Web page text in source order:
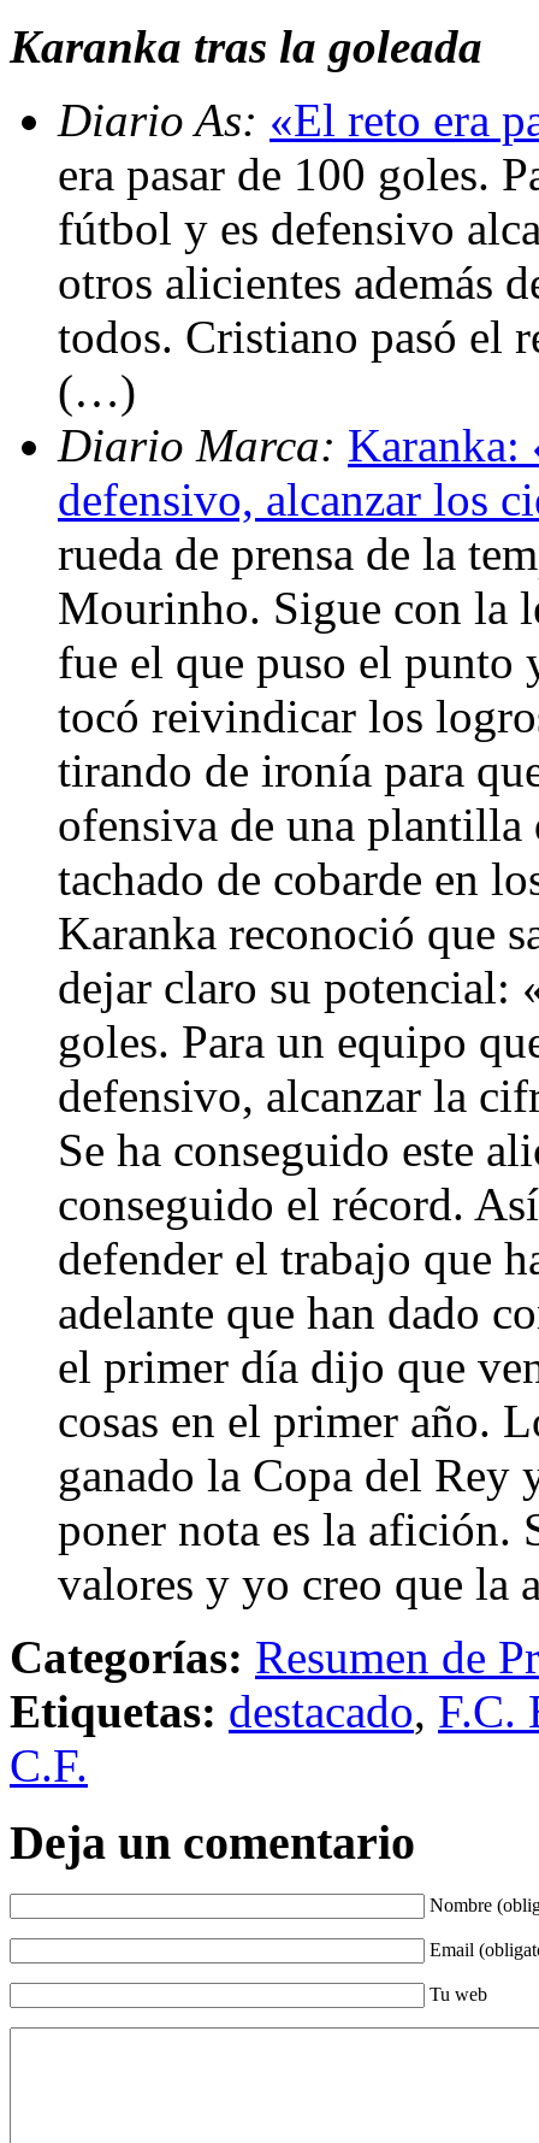
Karanka tras la goleada
Diario As: «El reto era
era pasar de 100 goles.
fútbol y es defensivo
otros alicientes además
todos. Cristiano pasó el
(…)
Diario Marca: Karanka:
defensivo, alcanzar los
rueda de prensa de la
Mourinho. Sigue con la
fue el que puso el punto
tocó reivindicar los
tirando de ironía para
ofensiva de una plantilla
tachado de cobarde en
Karanka reconoció que
dejar claro su potencial:
goles. Para un equipo
defensivo, alcanzar la
Se ha conseguido este
conseguido el récord.
defender el trabajo que
adelante que han dado
el primer día dijo que
cosas en el primer año.
ganado la Copa del Rey
poner nota es la afición.
valores y yo creo que
Categorías: Resumen de
Etiquetas: destacado, F.C.
C.F.
Deja un comentario
Nombre
Email
Tu web